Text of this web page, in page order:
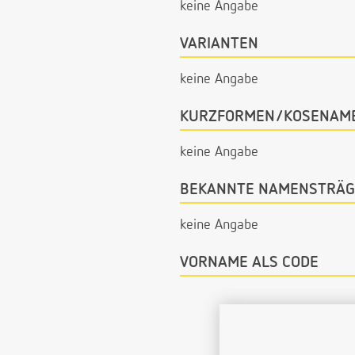
keine Angabe
VARIANTEN
keine Angabe
KURZFORMEN/
keine Angabe
BEKANNTE
keine Angabe
VORNAME ALS CODE